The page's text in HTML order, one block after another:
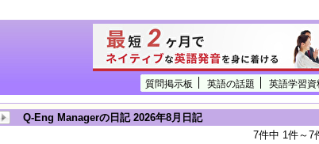
質問掲示板 英語の話題 英語学習資
Q-Eng Managerの日記 2026年8月日記
7件中 1件～7